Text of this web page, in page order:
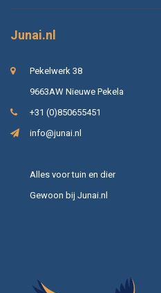
Junai.nl
Pekelwerk 38
9663AW Nieuwe Pekela
+31 (0)850655451
info@junai.nl
Alles voor tuin en dier
Gewoon bij Junai.nl